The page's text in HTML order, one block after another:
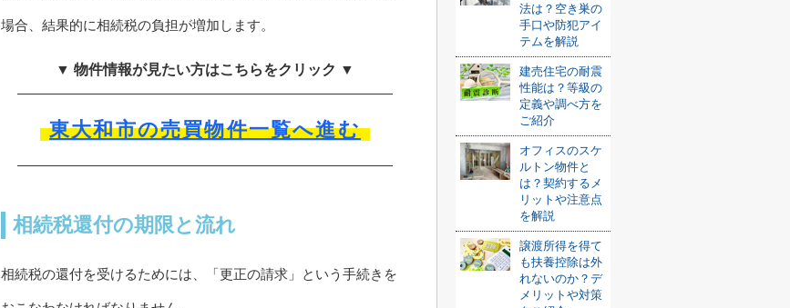
場合、結果的に相続税の負担が増加します。
▼ 物件情報が見たい方はこちらをクリック ▼
東大和市の売買物件一覧へ進む
相続税還付の期限と流れ
相続税の還付を受けるためには、「更正の請求」という手続きを
法は？空き巣の
手口や防犯アイ
テムを解説
建売住宅の耐震
性能は？等級の
定義や調べ方を
ご紹介
オフィスのスケ
ルトン物件と
は？契約するメ
リットや注意点
を解説
譲渡所得を得て
も扶養控除は外
れないのか？デ
メリットや対策